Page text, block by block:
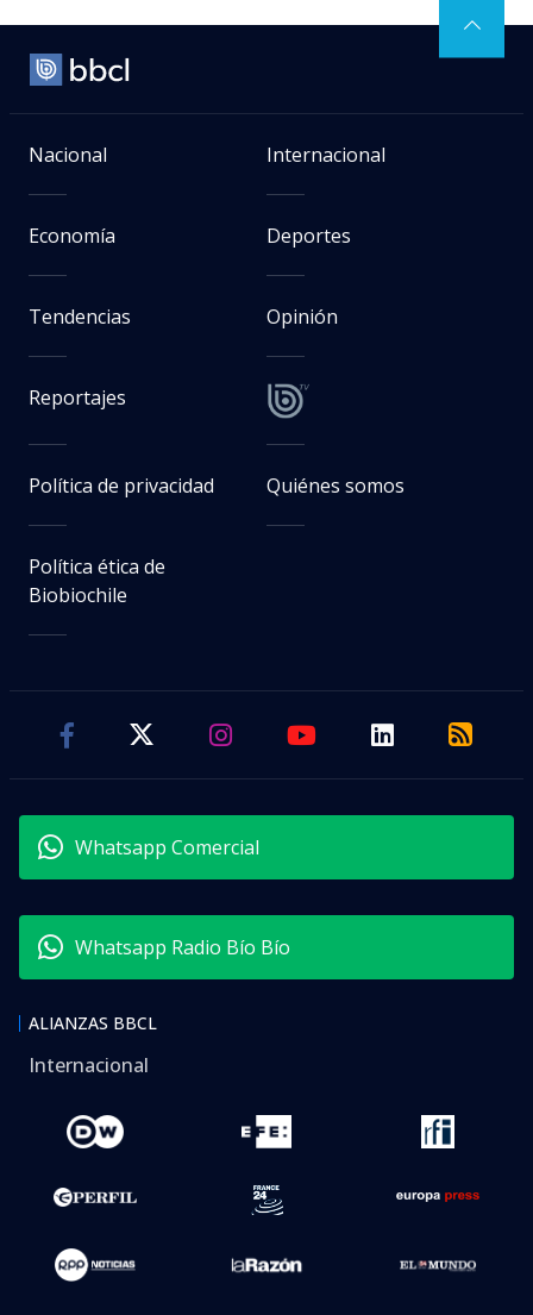
Nacional Internacional
Economía Deportes
Tendencias Opinión
Reportajes
Política de privacidad Quiénes somos
Política ética de
Biobiochile
Whatsapp Comercial
Whatsapp Radio Bío Bío
ALIANZAS BBCL
Internacional